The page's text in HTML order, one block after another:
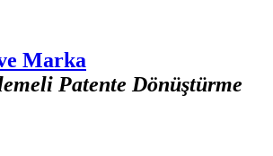
Marka
Patente Dönüştürme